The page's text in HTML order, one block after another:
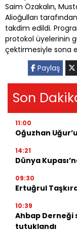
Saim Özakalın,
Alioğulları
takdim edildi.
protokol üyelerinin
çektirmesiyle sona
Paylaş
Son
11:00
Oğuzhan
14:21
Dünya
09:30
Ertuğrul
10:39
Ahbap Derneği
tutuklandı